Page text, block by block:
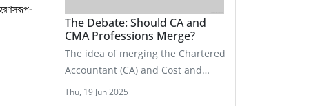
The Debate: Should CA and
CMA Professions Merge?
The idea of merging the Chartered
Accountant (CA) and Cost and
Management Accountant (CMA)
Thu, 19 Jun 2025